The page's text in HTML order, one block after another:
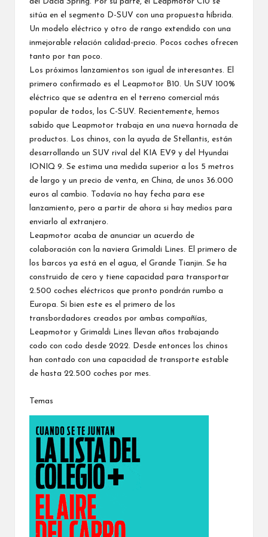
sitúa en el segmento D-SUV con una propuesta híbrida.
Un modelo eléctrico y otro de rango extendido con una
inmejorable relación calidad-precio. Pocos coches ofrecen
tanto por tan poco.
Los próximos lanzamientos son igual de interesantes. El
primero confirmado es el
Leapmotor B10 . Un SUV 100%
eléctrico que se adentra en el terreno comercial más
popular de todos, los C-SUV. Recientemente, hemos
sabido que Leapmotor trabaja en una nueva hornada de
productos. Los chinos, con la ayuda de Stellantis, están
desarrollando un SUV rival del
KIA EV9 y del
Hyundai
IONIQ 9 . Se estima una medida superior a los 5 metros
de largo y un precio de venta, en China, de unos 36.000
euros al cambio. Todavía no hay fecha para ese
lanzamiento, pero a partir de ahora si hay medios para
enviarlo al extranjero.
Leapmotor acaba de anunciar un acuerdo de
colaboración con la naviera Grimaldi Lines. El primero de
los barcos ya está en el agua, el Grande Tianjin. Se ha
construido de cero y tiene capacidad para transportar
2.500 coches eléctricos que pronto pondrán rumbo a
Europa. Si bien este es el primero de los
transbordadores creados por ambas compañías,
Leapmotor y Grimaldi Lines llevan años trabajando
codo con codo desde 2022. Desde entonces los chinos
han contado con una capacidad de transporte estable
de hasta 22.500 coches por mes.
Temas